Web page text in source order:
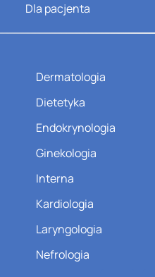
Dla pacjenta
Dermatologia
Dietetyka
Endokrynologia
Ginekologia
Interna
Kardiologia
Laryngologia
Nefrologia